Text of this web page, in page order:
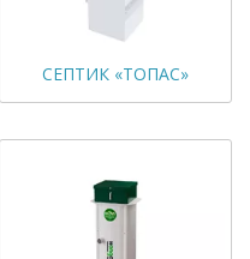
СЕПТИК «ТОПАС»